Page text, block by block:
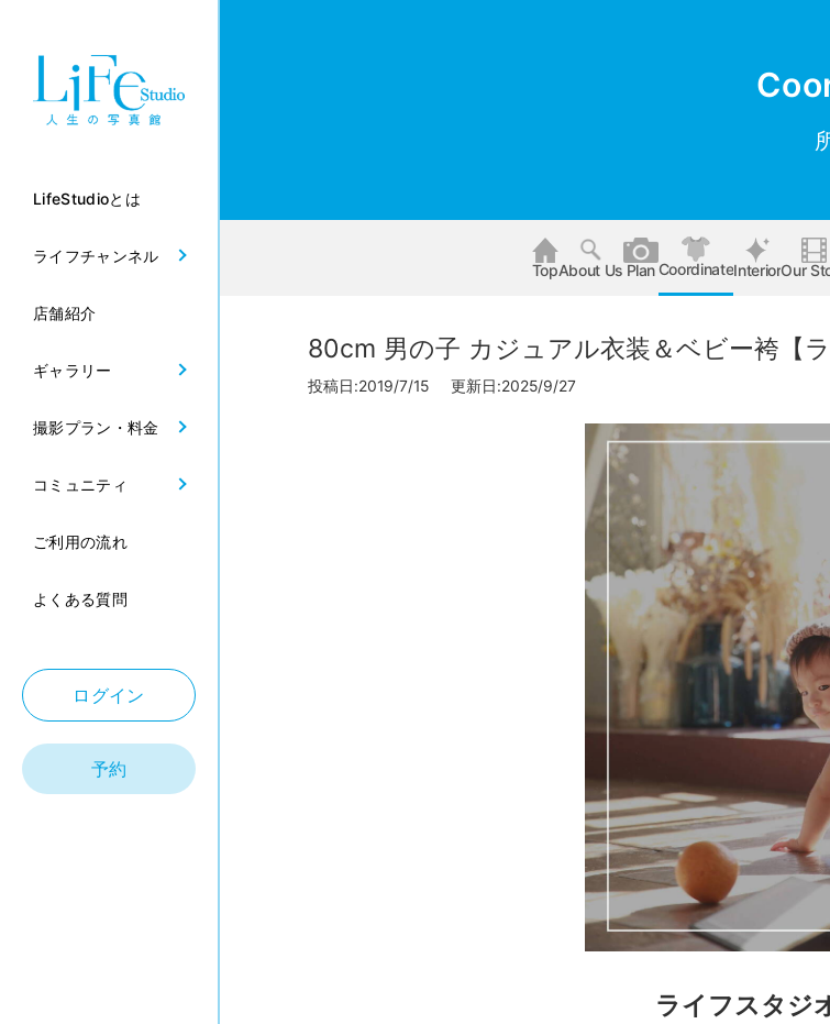
LifeStudioとは
ライフチャンネル
店舗紹介
ギャラリー
撮影プラン・料金
コミュニティ
ご利用の流れ
よくある質問
ログイン
予約
TopAbout Us PlanCoordinateInteriorOur
80cm 男の子 カジュアル衣装＆ベビー袴【
投稿日:2019/7/15 更新日:2025/9/27
ライフスタジ